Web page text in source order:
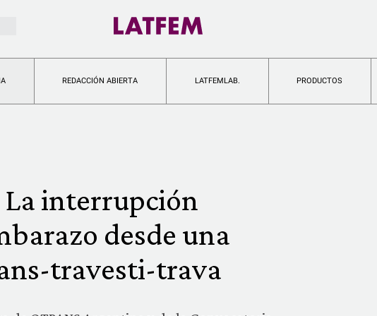
REDACCIÓN ABIERTA LATFEMLAB. PRODUCTOS
La interrupción
desde una
travesti-trava